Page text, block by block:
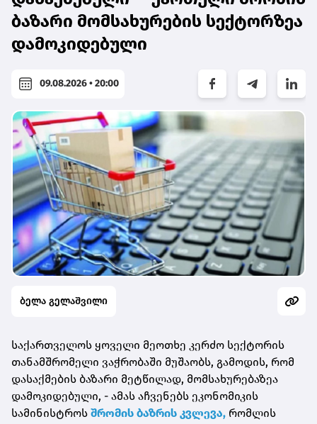
ბაზარი მომსახურების სექტორზეა
დამოკიდებული
09.08.2026 • 20:00
ბელა გელაშვილი
საქართველოს ყოველი მეოთხე კერძო სექტორის
თანამშრომელი ვაჭრობაში მუშაობს, გამოდის, რომ
დასაქმების ბაზარი მეტწილად, მომსახურებაზეა
დამოკიდებული, - ამას აჩვენებს ეკონომიკის
სამინისტროს შრომის ბაზრის კვლევა, რომლის